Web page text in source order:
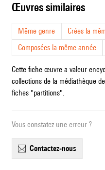
œuvres similaires
Même genre
Crées la
Composées la même année
Cette fiche œuvre a valeur
collections de la médiathèque
fiches "partitions".
Vous constatez une erreur ?
contactez-nous